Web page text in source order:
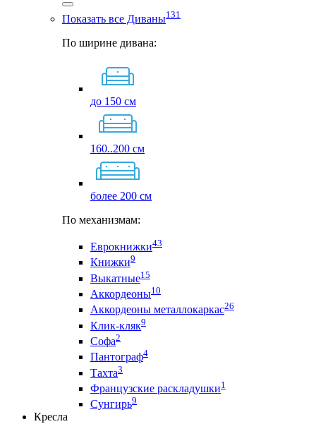
Показать все Диваны131
По ширине дивана:
до 150 см
160..200 см
более 200 см
По механизмам:
Еврокнижки43
Книжки9
Выкатные15
Аккордеоны10
Аккордеоны металлокаркас26
Клик-кляк9
Софа2
Пантограф4
Тахта3
Французские раскладушки1
Сунгирь9
Кресла